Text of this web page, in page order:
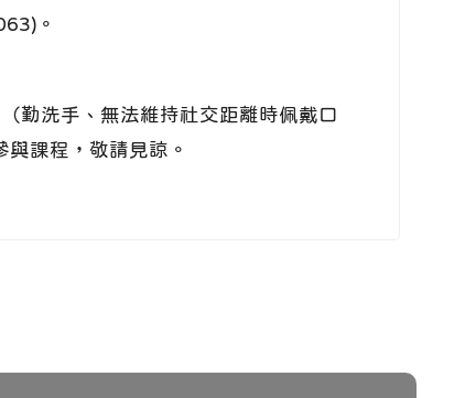
。
勤洗手、無法維持社交距離時佩戴口
課程，敬請見諒。